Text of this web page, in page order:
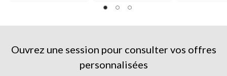
Ouvrez une session pour consulter vos offres
personnalisées